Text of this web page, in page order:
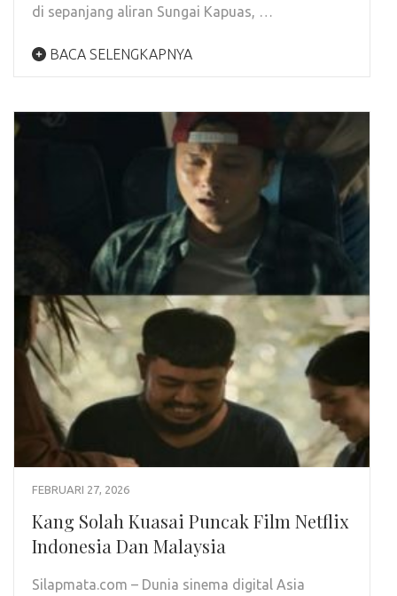
di sepanjang aliran Sungai Kapuas, …
BACA SELENGKAPNYA
FEBRUARI 27, 2026
Kang Solah Kuasai Puncak Film Netflix
Indonesia Dan Malaysia
Silapmata.com – Dunia sinema digital Asia